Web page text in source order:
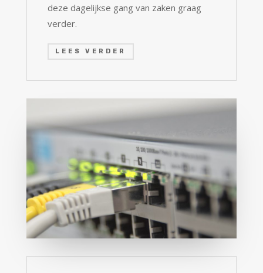
deze dagelijkse gang van zaken graag
verder.
LEES VERDER